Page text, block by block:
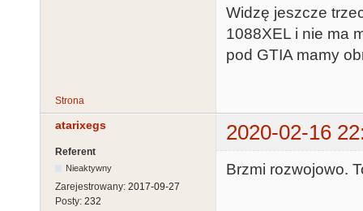
Widzę jeszcze
1088XEL i nie ma
pod GTIA mamy
Strona
atarixegs 2020-02-16
Referent
Nieaktywny
Zarejestrowany: 2017-09-27
Posty: 232
Brzmi rozwojowo.